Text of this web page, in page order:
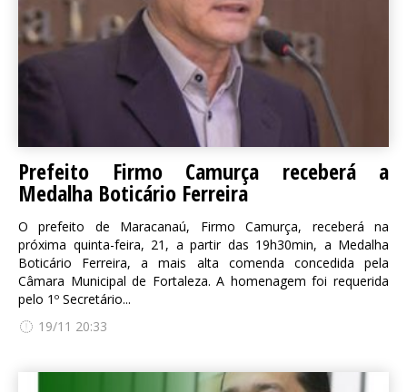
Prefeito Firmo Camurça receberá a
Medalha Boticário Ferreira
O prefeito de Maracanaú, Firmo Camurça, receberá na
próxima quinta-feira, 21, a partir das 19h30min, a Medalha
Boticário Ferreira, a mais alta comenda concedida pela
Câmara Municipal de Fortaleza. A homenagem foi requerida
pelo 1º Secretário...
19/11 20:33